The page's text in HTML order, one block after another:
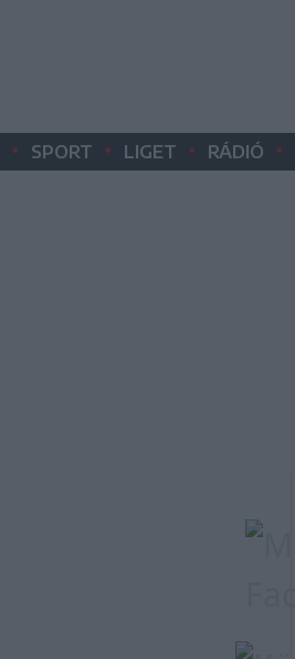
• SPORT • LIGET • RÁDIÓ •